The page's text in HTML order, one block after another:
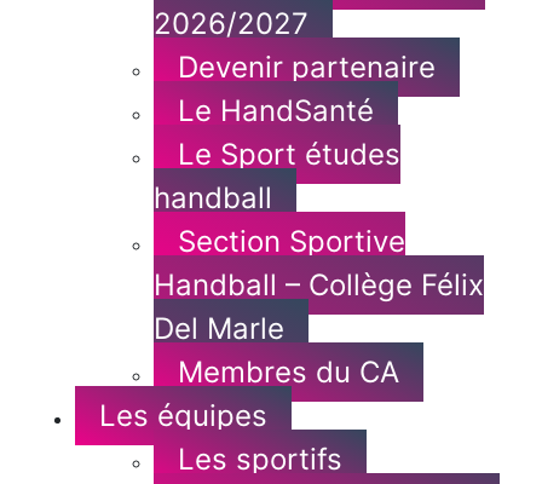
2026/2027
Devenir partenaire
Le HandSanté
Le Sport études
handball
Section Sportive
Handball – Collège Félix
Del Marle
Membres du CA
Les équipes
Les sportifs